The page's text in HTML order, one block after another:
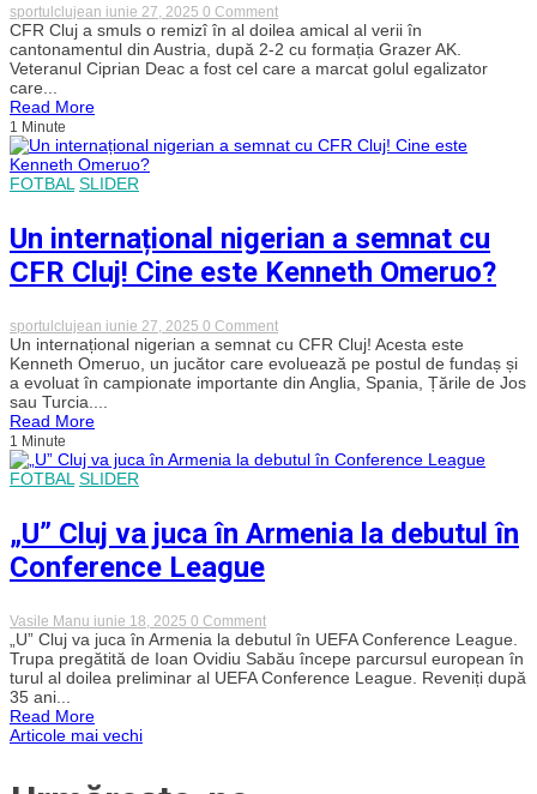
sportulclujean iunie 27, 2025 0 Commenton
Cine
n-
are
bătrâni
Veteranul
echipa
în
al
doilea
verii,
2-
2
cu
CFR Cluj a smuls o remizî în al doilea amical al verii în
cantonamentul din Austria, după 2-2 cu formația Grazer AK.
Veteranul Ciprian Deac a fost cel care a marcat golul egalizator
care...
Read More
1 Minute
FOTBAL SLIDER
Un internațional nigerian a semnat cu
CFR Cluj! Cine este Kenneth Omeruo?
sportulclujean iunie 27, 2025 0 Commenton
Un
internațional
nigerian
a
Cluj!
Omeruo?
Un internațional nigerian a semnat cu CFR Cluj! Acesta este
Kenneth Omeruo, un jucător care evoluează pe postul de fundaș și
a evoluat în campionate importante din Anglia, Spania, Țările de Jos
sau Turcia....
Read More
1 Minute
FOTBAL SLIDER
„U” Cluj va juca în Armenia la debutul în
Conference League
Vasile Manu iunie 18, 2025 0 Commenton
„U”
Cluj
va
juca
„U” Cluj va juca în Armenia la debutul în UEFA Conference League.
Trupa pregătită de Ioan Ovidiu Sabău începe parcursul european în
turul al doilea preliminar al UEFA Conference League. Reveniți după
35 ani...
Read More
Navigare
Articole mai vechi